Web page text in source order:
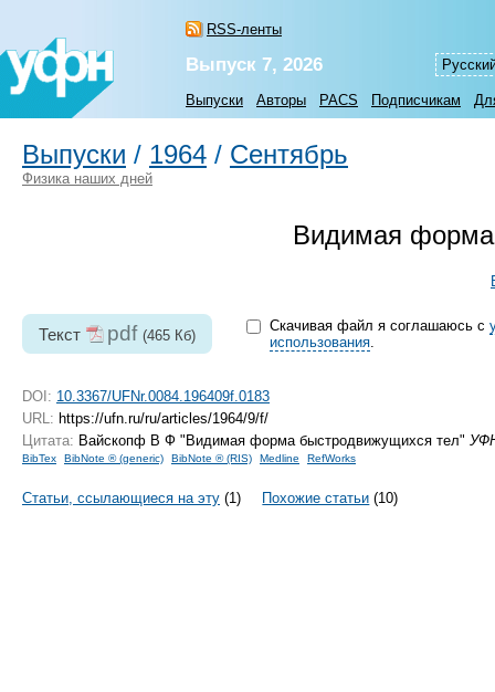
RSS-ленты
Выпуск 7, 2026
Выпуски Авторы PACS Подписчикам
Выпуски / 1964 / Сентябрь
Физика наших дней
Видимая форма
Текст pdf (465 Кб)
Скачивая файл я соглашаюсь с
использования.
DOI: 10.3367/UFNr.0084.196409f.0183
URL: https://ufn.ru/ru/articles/1964/9/f/
Цитата: Вайскопф В Ф "Видимая форма быстродвижущихся тел"
BibTex BibNote ® (generic) BibNote ® (RIS) Medline RefWorks
Статьи, ссылающиеся на эту (1) Похожие статьи (10)